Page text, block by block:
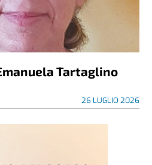
Tartaglino
26 LUGLIO 2026